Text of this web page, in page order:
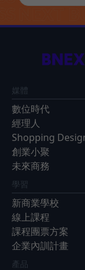
媒體
數位時代
經理人
Shopping
創業小聚
未來商務
學習
新商業學校
線上課程
課程團票方案
企業內訓計畫
產品